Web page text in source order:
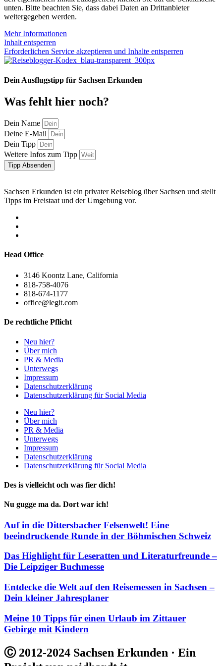
unten. Bitte beachten Sie, dass dabei Daten an Drittanbieter
weitergegeben werden.
Mehr Informationen
Inhalt entsperren
Erforderlichen Service akzeptieren und Inhalte entsperren
Dein Ausflugstipp für Sachsen Erkunden
Was fehlt hier noch?
Dein Name
Deine E-Mail
Dein Tipp
Weitere Infos zum Tipp
Tipp Absenden
Sachsen Erkunden ist ein privater Reiseblog über Sachsen und stellt
Tipps im Freistaat und der Umgebung vor.
Head Office
3146 Koontz Lane, California
818-758-4076
818-674-1177
office@legit.com
De rechtliche Pflicht
Neu hier?
Über mich
PR & Media
Unterwegs
Impressum
Datenschutzerklärung
Datenschutzerklärung für Social Media
Neu hier?
Über mich
PR & Media
Unterwegs
Impressum
Datenschutzerklärung
Datenschutzerklärung für Social Media
Des is vielleicht och was fier dich!
Nu gugge ma da. Dort war ich!
Auf in die Dittersbacher Felsenwelt! Eine
beeindruckende Runde in der Böhmischen Schweiz
Das Highlight für Leseratten und Literaturfreunde –
Die Leipziger Buchmesse
Entdecke die Welt auf den Reisemessen in Sachsen –
Dein kleiner Jahresplaner
Meine 10 Tipps für einen Urlaub im Zittauer
Gebirge mit Kindern
Ⓒ 2012-2024 Sachsen Erkunden · Ein